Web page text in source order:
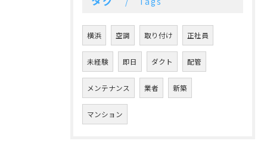
横浜 空調 取り付け 正社員
未経験 即日 ダクト 配管
メンテナンス 業者 新築
マンション